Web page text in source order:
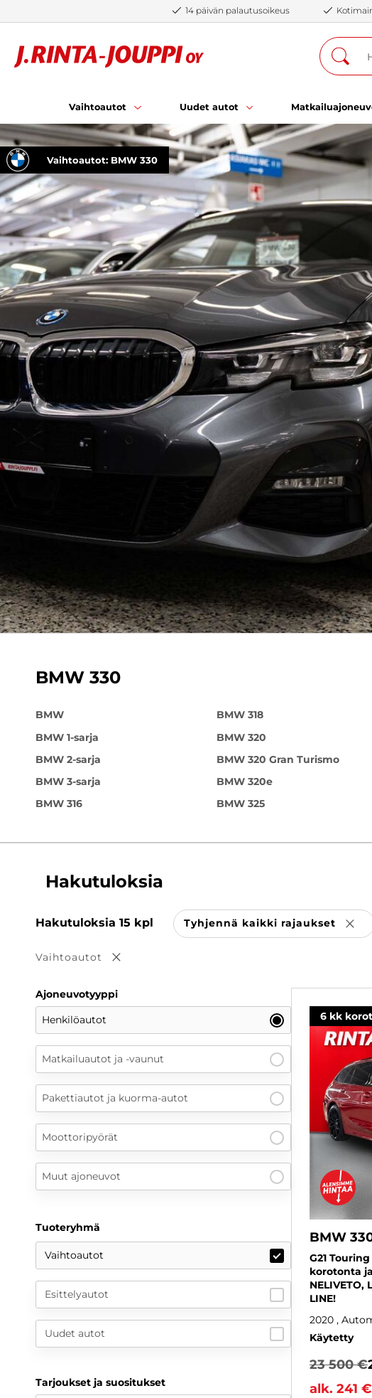
14 päivän palautusoikeus
Vaihtoautot Uudet autot
Vaihtoautot: BMW 330
BMW 330
BMW
BMW 1-sarja
BMW 2-sarja
BMW 3-sarja
BMW 316
BMW 318
BMW 320
BMW 320 Gran Turismo
BMW 320e
BMW 325
Hakutuloksia
Hakutuloksia 15 kpl Tyhjennä kaikki rajaukset
Vaihtoautot Poista valinta
Ajoneuvotyyppi
Henkilöautot
Matkailuautot ja -vaunut
Pakettiautot ja kuorma-autot
Moottoripyörät
Muut ajoneuvot
Tuoteryhmä
Vaihtoautot
Esittelyautot
Uudet autot
Tarjoukset ja suositukset
6 kk
BMW
G21
korotonta
NELIVETO,
LINE!
2020 ,
Käytetty
23 500 €
alk. 241